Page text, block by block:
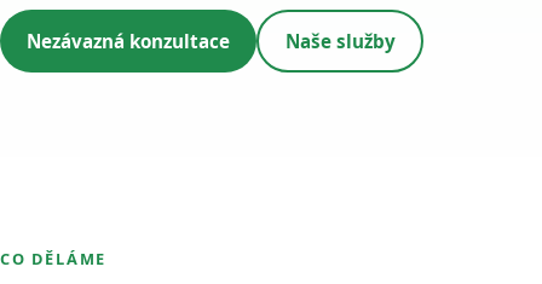
Nezávazná konzultace Naše služby
CO DĚLÁME